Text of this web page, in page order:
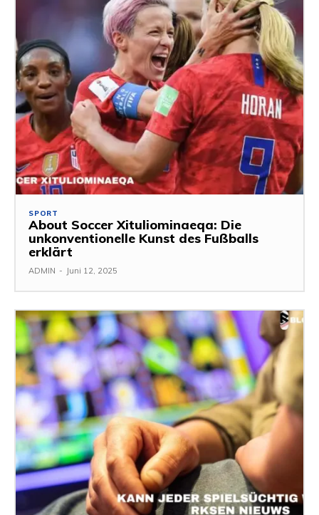
SPORT
About Soccer Xituliominaeqa: Die
unkonventionelle Kunst des Fußballs
erklärt
ADMIN - Juni 12, 2025